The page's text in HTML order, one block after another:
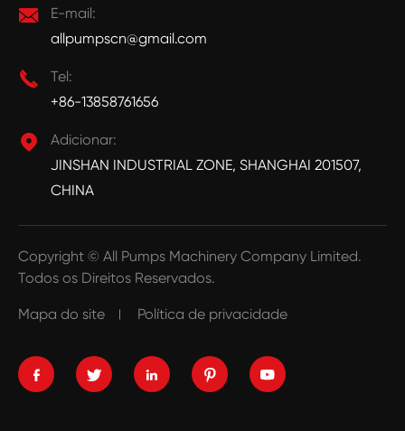

E-mail:
allpumpscn@gmail.com

Tel:
+86-13858761656

Adicionar:
JINSHAN INDUSTRIAL ZONE, SHANGHAI 201507,
CHINA
Copyright © All Pumps Machinery Company Limited.
Todos os Direitos Reservados.
Mapa do site Política de privacidade
    